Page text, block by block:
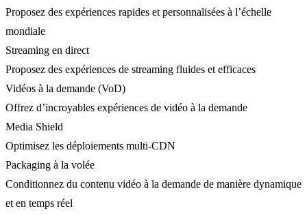
Proposez des expériences rapides et personnalisées à l’échelle
mondiale
Streaming en direct
Proposez des expériences de streaming fluides et efficaces
Vidéos à la demande (VoD)
Offrez d’incroyables expériences de vidéo à la demande
Media Shield
Optimisez les déploiements multi-CDN
Packaging à la volée
Conditionnez du contenu vidéo à la demande de manière dynamique
et en temps réel